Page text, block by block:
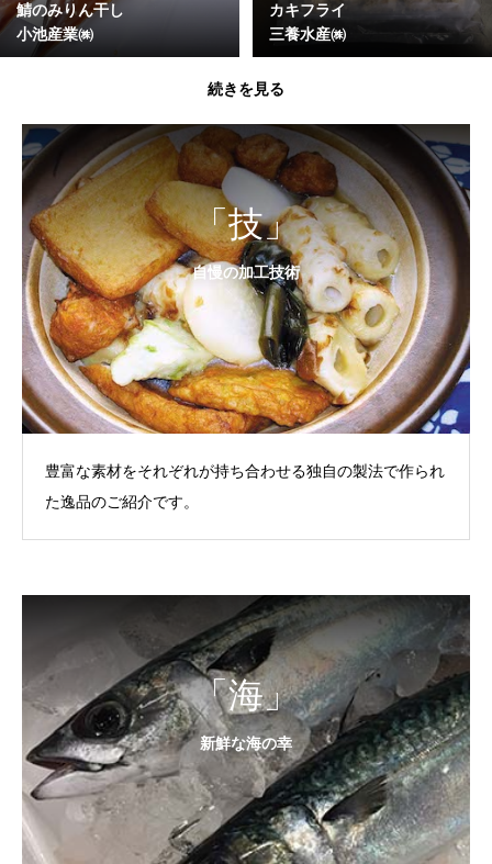
鯖のみりん干し
小池産業㈱
カキフライ
三養水産㈱
続きを見る
「技」
自慢の加工技術
豊富な素材をそれぞれが持ち合わせる独自の製法で作られ
た逸品のご紹介です。
「海」
新鮮な海の幸